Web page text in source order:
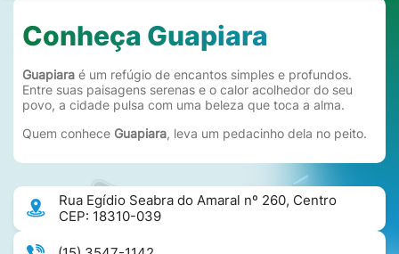
Conheça Guapiara
Guapiara é um refúgio de encantos simples e profundos.
Entre suas paisagens serenas e o calor acolhedor do seu
povo, a cidade pulsa com uma beleza que toca a alma.
Quem conhece Guapiara, leva um pedacinho dela no peito.
Rua Egídio Seabra do Amaral nº 260, Centro
CEP: 18310-039